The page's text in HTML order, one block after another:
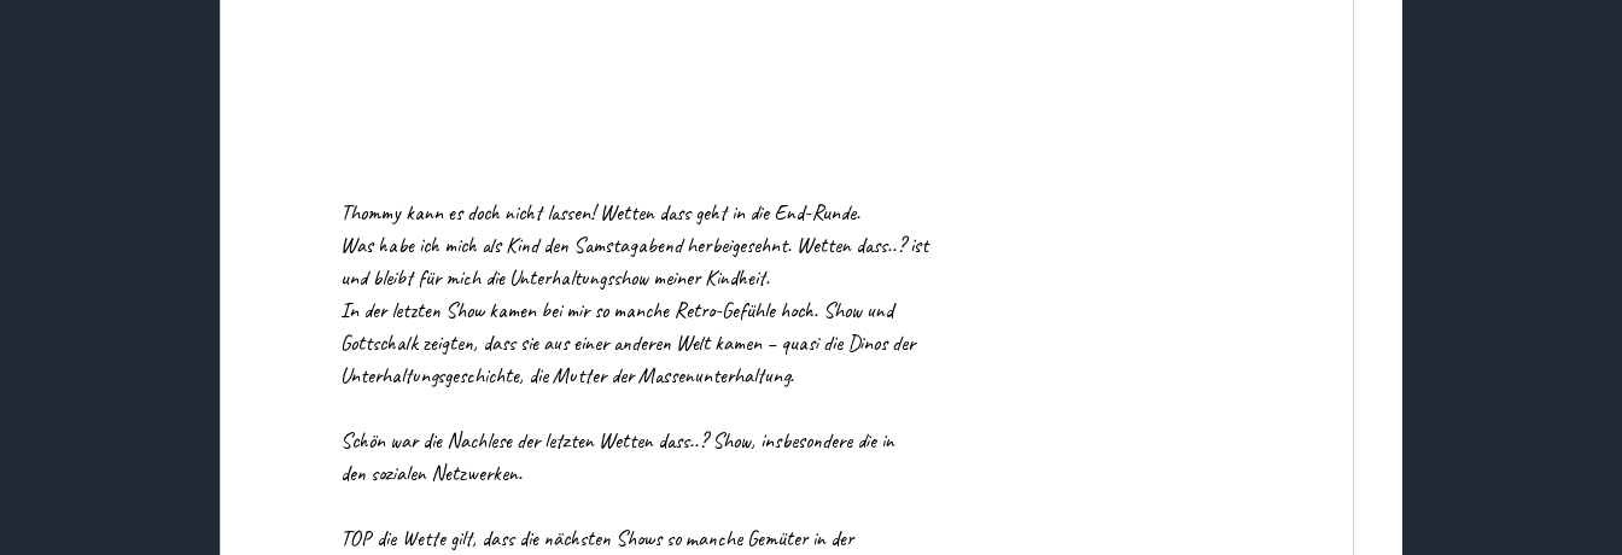
Thommy kann es doch nicht lassen! Wetten dass geht in die End-Runde.
Was habe ich mich als Kind den Samstagabend herbeigesehnt. Wetten dass..? ist
und bleibt für mich die Unterhaltungsshow meiner Kindheit.
In der letzten Show kamen bei mir so manche Retro-Gefühle hoch. Show und
Gottschalk zeigten, dass sie aus einer anderen Welt kamen – quasi die Dinos der
Unterhaltungsgeschichte, die Mutter der Massenunterhaltung.
Schön war die Nachlese der letzten Wetten dass..? Show, insbesondere die in
den sozialen Netzwerken.
TOP die Wette gilt, dass die nächsten Shows so manche Gemüter in der